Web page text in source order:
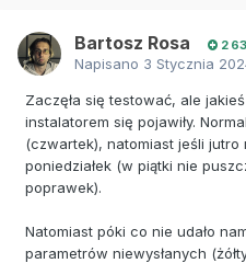
Bartosz Rosa 2
Napisano 3 Stycznia
Zaczęła się testować, ale
instalatorem się pojawiły.
(czwartek), natomiast jeśli
poniedziałek (w piątki nie
poprawek).
Natomiast póki co nie udało
parametrów niewysłanych